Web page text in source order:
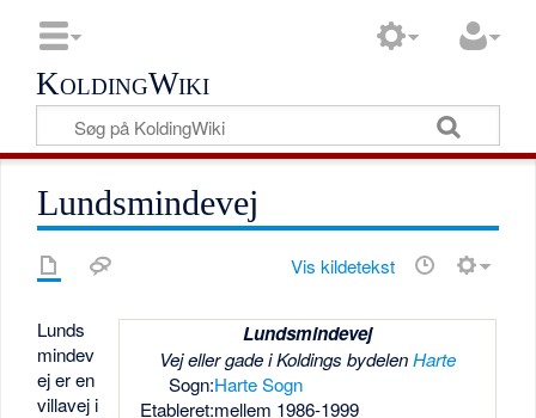
KoldingWiki
Lundsmindevej
Vis kildetekst
Lundsmindevej
Vej eller gade i Koldings bydelenHarte
Sogn:Harte Sogn
Etableret:mellem 1986-1999
Lunds
mindev
ej er en
villavej i